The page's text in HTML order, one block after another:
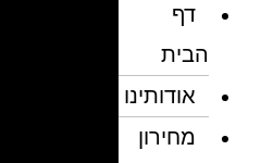
דף
הבית
אודותינו
מחירון